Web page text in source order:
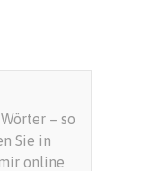
– so
Sie in
online